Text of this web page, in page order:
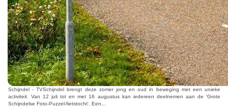
Schijndel - TVSchijndel brengt deze zomer jong en oud in beweging met een unieke
activiteit. Van 12 juli tot en met 16 augustus kan iedereen deelnemen aan de 'Grote
Schijndelse Foto-Puzzel-fietstocht'. Een...